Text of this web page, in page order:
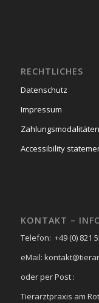
RECHTLICHES
Datenschutz
Impressum
Zahlungsmodalitäten
Accessibility
KONTAKT –
Telefon: +49 (0) 821
eMail:
oder per Post :
Tierarztpraxis am